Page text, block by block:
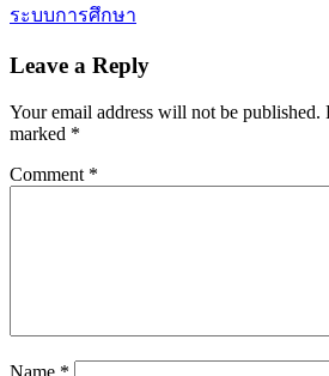
ระบบการศึกษา
Leave a Reply
Your email address will not be published.
marked *
Comment *
Name *